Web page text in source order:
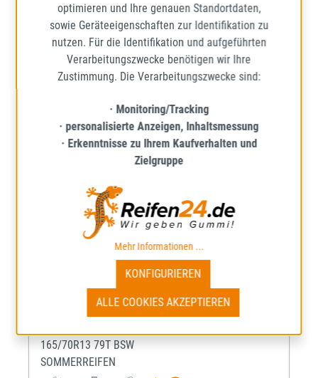
Regulärer Preis:
37,91 €
Preise inkl. MwSt. zzgl. Versandkosten
IN DEN WARENKORB
165/70R13 79T BSW
SOMMERREIFEN
optimieren und Ihre genauen Standortdaten,
sowie Geräteeigenschaften zur Identifikation zu
nutzen. Für die Identifikation und aufgeführten
Verarbeitungszwecke benötigen wir Ihre
Zustimmung. Die Verarbeitungszwecke sind:
· Monitoring/Tracking
· personalisierte Anzeigen, Inhaltsmessung
· Erkenntnisse zu Ihrem Kaufverhalten und
Zielgruppe
Mehr Informationen ...
KONFIGURIEREN
ALLE COOKIES AKZEPTIEREN